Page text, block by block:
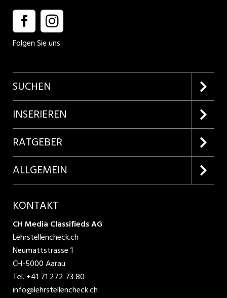
Folgen Sie uns
SUCHEN
Firmenprofile entdecken
Lehrstellen suchen
INSERIEREN
Kundenlogin
Inserieren
Produkte
RATGEBER
Lehrberufe entdecken
ALLGEMEIN
AGB
Datenschutzbestimmungen
Nutzungsbedingungen
Impressum
KONTAKT
CH Media Classifieds AG
Lehrstellencheck.ch
Neumattstrasse 1
CH-5000 Aarau
Tel. +41 71 272 73 80
info@lehrstellencheck.ch